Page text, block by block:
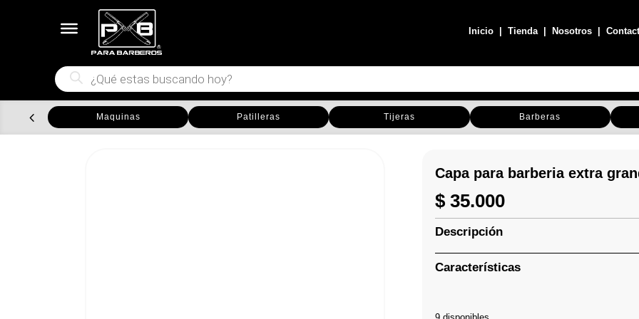
Inicio |Tienda| Nosotros |
Búsqueda
de
productos
Maquinas Patilleras Tijeras Barberas
Capa para barberia extra
$ 35.000
Descripción
Características